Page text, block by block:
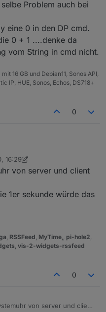
Client) und der Endezeit
unterschiedlich laufen,
hängen
Problem auch bei
eine 0 in den DP cmd.
0 + 1 ....denke da
vom String in cmd nicht.
16 GB und Debian11, Sonos API,
IP, HUE, Sonos, Echos, DS718+
0
selbe Problem auch bei
eine 0 in den DP cmd.
er die 0 + 1 ....denke da
vom String in cmd nicht.
16:29
von server und client
1er sekunde würde das
RSSFeed MyTime pi-hole2
vis-2-widgets-rssfeed
0
von server und client